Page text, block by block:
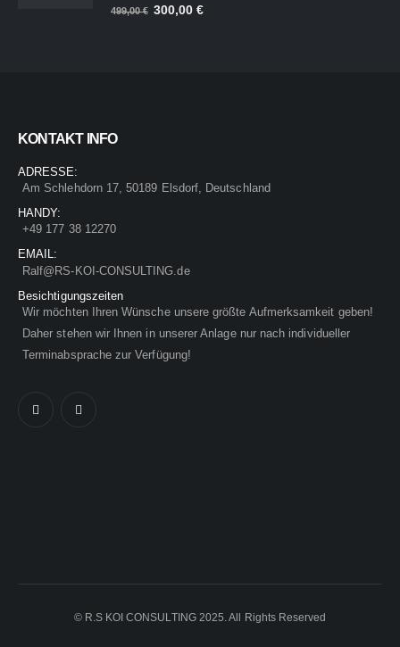
1.199,00 €
499,00€ Ursprünglicher
300,00 €Aktueller
KONTAKT INFO
ADRESSE:
Am Schlehdorn 17, 50189 Elsdorf, Deutschland
HANDY:
+49 177 38 12270
EMAIL:
Ralf@RS-KOI-CONSULTING.de
Besichtigungszeiten
Wir möchten Ihren Wünsche unsere größte Aufmerksamkeit geben!
Daher stehen wir Ihnen in unserer Anlage nur nach individueller
Terminabsprache zur Verfügung!
© R.S KOI CONSULTING 2025. All Rights Reserved